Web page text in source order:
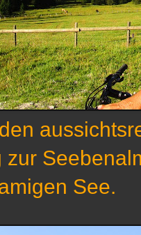
zur
See.